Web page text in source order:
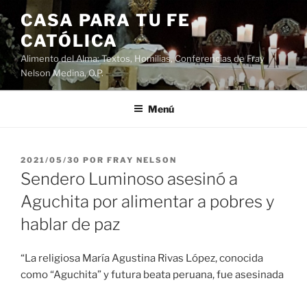
Saltar
al
contenido
CASA PARA TU FE
CATÓLICA
Alimento del Alma: Textos, Homilias, Conferencias de Fray
Nelson Medina, O.P.
Menú
PUBLICADO
EL
2021/05/30 POR FRAY NELSON
Sendero Luminoso asesinó a
Aguchita por alimentar a pobres y
hablar de paz
“La religiosa María Agustina Rivas López, conocida
como “Aguchita” y futura beata peruana, fue asesinada